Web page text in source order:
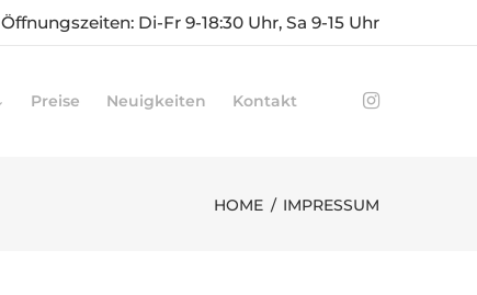
Öffnungszeiten: Di-Fr 9-18:30 Uhr, Sa 9-15 Uhr
Preise Neuigkeiten Kontakt
HOME / IMPRESSUM